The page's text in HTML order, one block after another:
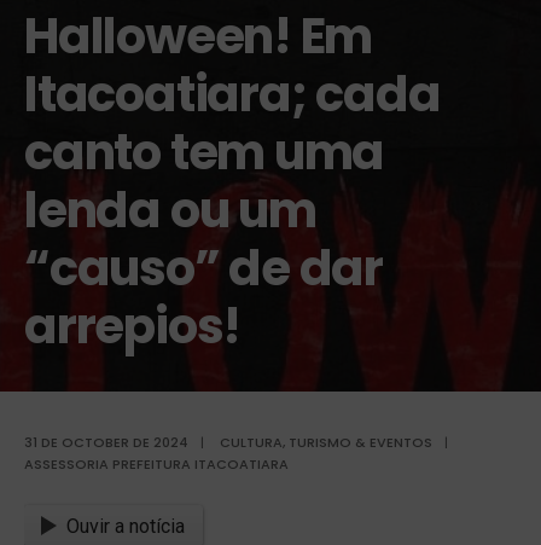
Halloween! Em
Itacoatiara; cada
canto tem uma
lenda ou um
“causo” de dar
arrepios!
31 DE OCTOBER DE 2024 | CULTURA, TURISMO & EVENTOS
|
ASSESSORIA PREFEITURA ITACOATIARA
Ouvir a notícia